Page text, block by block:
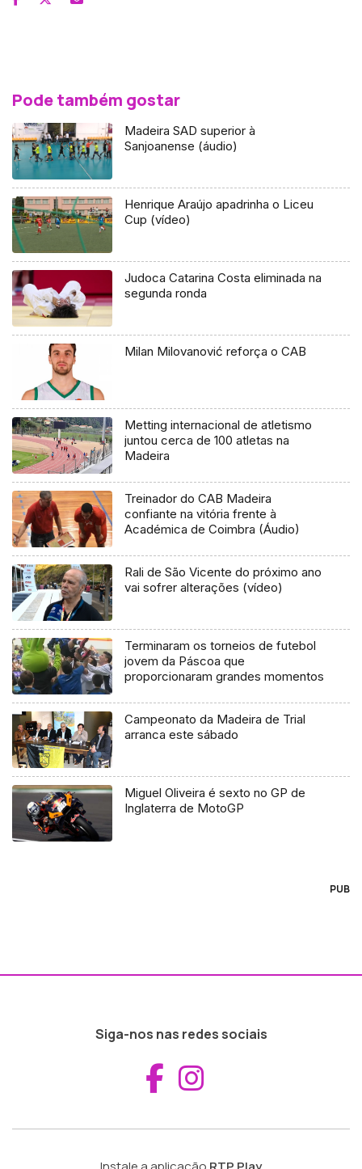
Pode também gostar
Madeira SAD superior à
Sanjoanense (áudio)
Henrique Araújo apadrinha o Liceu
Cup (vídeo)
Judoca Catarina Costa eliminada na
segunda ronda
Milan Milovanović reforça o CAB
Metting internacional de atletismo
juntou cerca de 100 atletas na
Madeira
Treinador do CAB Madeira
confiante na vitória frente à
Académica de Coimbra (Áudio)
Rali de São Vicente do próximo ano
vai sofrer alterações (vídeo)
Terminaram os torneios de futebol
jovem da Páscoa que
proporcionaram grandes momentos
Campeonato da Madeira de Trial
arranca este sábado
Miguel Oliveira é sexto no GP de
Inglaterra de MotoGP
PUB
Siga-nos nas redes sociais
Aceder ao